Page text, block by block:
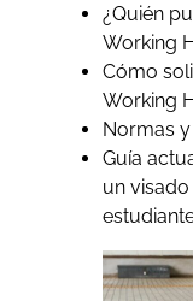
¿Quién
Working
Cómo
Working
Normas
Guía
un